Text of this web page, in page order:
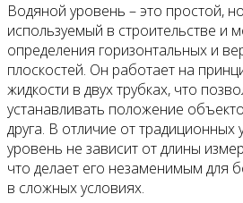
Водяной уровень – это простой,
используемый в строительстве и
определения горизонтальных и
плоскостей. Он работает на
жидкости в двух трубках, что
устанавливать положение
друга. В отличие от традиционных
уровень не зависит от длины
что делает его незаменимым для
в сложных условиях.